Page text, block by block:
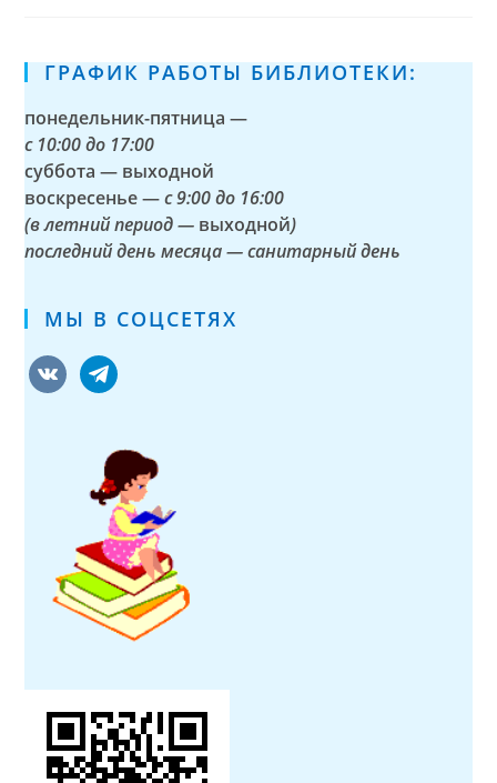
ГРАФИК РАБОТЫ БИБЛИОТЕКИ:
понедельник-пятница —
с 10:00 до 17:00
суббота — выходной
воскресенье —с 9:00 до 16:00
(в летний период — выходной)
последний день месяца — санитарный день
МЫ В СОЦСЕТЯХ
vkontaktetelegram